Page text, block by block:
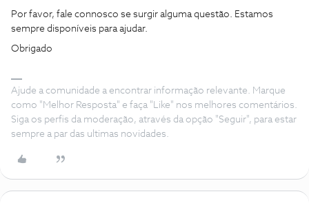
Por favor, fale connosco se surgir alguma questão. Estamos
sempre disponíveis para ajudar.
Obrigado
Ajude a comunidade a encontrar informação relevante. Marque
como "Melhor Resposta" e faça "Like" nos melhores comentários.
Siga os perfis da moderação, através da opção "Seguir", para estar
sempre a par das ultimas novidades.